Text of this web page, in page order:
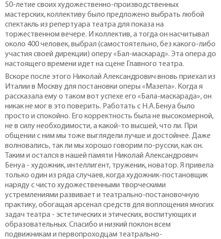
50-летие своих художественно-производственных
мастерских, коллективу было предложено выбрать любой
спектакль из репертуара театра для показа на
торжественном вечере. И коллектив, а тогда он насчитывал
около 400 человек, выбрал (самостоятельно, без какого-либо
участия своей дирекции) оперу «Бал-маскарад». Эта опера до
настоящего времени идет на сцене Главного театра.
Вскоре после этого Николай Александрович вновь приехал из
Италии в Москву для постановки оперы «Мазепа». Когда я
рассказала ему о таком вот успехе его «Бала-маскарада», он
никак не мог в это поверить. Работать с Н.А.Бенуа было
просто и спокойно. Его корректность была не высокомерной,
не в силу необходимости, а какой-то высшей, что ли. При
общении с ним мы тоже выглядели лучше и достойнее. Даже
волновались, так ли мы хорошо говорим по-русски, как он.
Таким и остался в нашей памяти Николай Александрович
Бенуа - художник, интеллигент, труженик, новатор. Я привела
только один из ряда случаев, когда художник-постановщик
наряду с чисто художественными творческими
устремлениями развивает и театрально-постановочную
практику, обогащая арсенал средств для воплощения многих
задач театра - эстетических и этических, воспитующих и
образовательных. Спасибо и низкий поклон всем
подвижникам и первопроходцам театрально-